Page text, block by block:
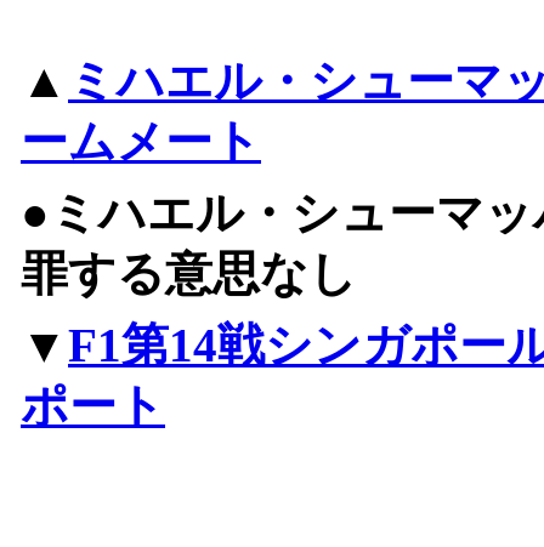
▲ ミハエル・シューマ
ームメート
●ミハエル・シューマ
罪する意思なし
▼F1第14戦シンガポー
ポート